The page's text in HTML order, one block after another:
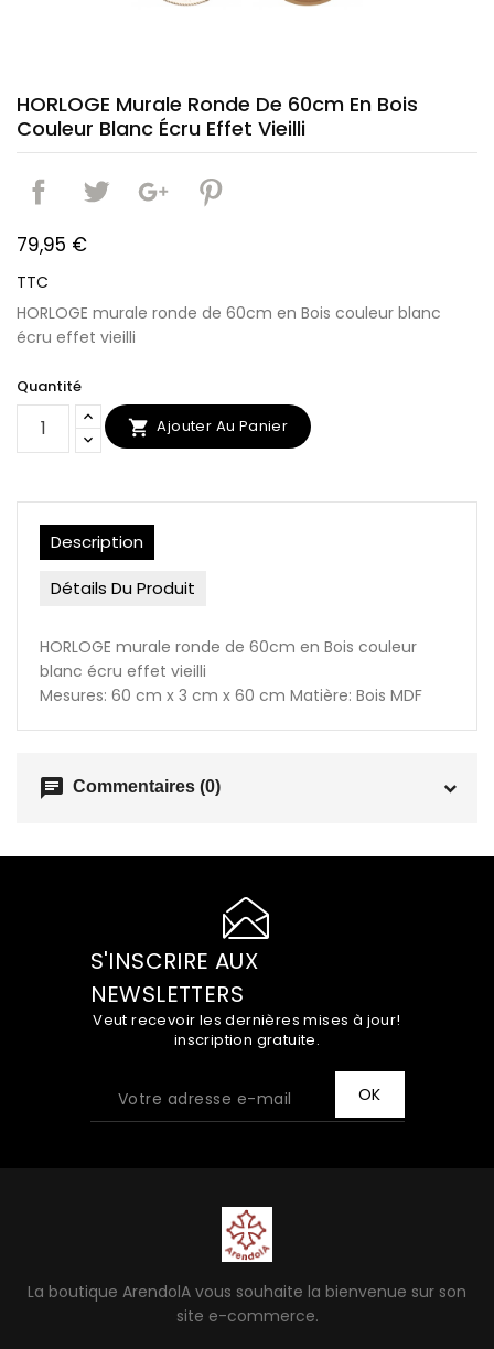
HORLOGE Murale Ronde De 60cm En Bois
Couleur Blanc Écru Effet Vieilli
79,95 €
TTC
HORLOGE murale ronde de 60cm en Bois couleur blanc
écru effet vieilli
Quantité
 Ajouter Au Panier
Description
Détails Du Produit
HORLOGE murale ronde de 60cm en Bois couleur
blanc écru effet vieilli
Mesures: 60 cm x 3 cm x 60 cm Matière: Bois MDF
chat Commentaires (0)
S'INSCRIRE AUX
NEWSLETTERS
Veut recevoir les dernières mises à jour!
inscription gratuite.
La boutique ArendolA vous souhaite la bienvenue sur son
site e-commerce.